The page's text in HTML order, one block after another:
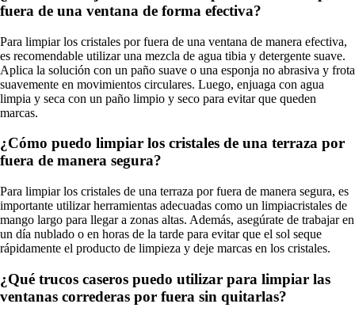
fuera de una ventana de forma efectiva?
Para limpiar los cristales por fuera de una ventana de manera efectiva,
es recomendable utilizar una mezcla de agua tibia y detergente suave.
Aplica la solución con un paño suave o una esponja no abrasiva y frota
suavemente en movimientos circulares. Luego, enjuaga con agua
limpia y seca con un paño limpio y seco para evitar que queden
marcas.
¿Cómo puedo limpiar los cristales de una terraza por
fuera de manera segura?
Para limpiar los cristales de una terraza por fuera de manera segura, es
importante utilizar herramientas adecuadas como un limpiacristales de
mango largo para llegar a zonas altas. Además, asegúrate de trabajar en
un día nublado o en horas de la tarde para evitar que el sol seque
rápidamente el producto de limpieza y deje marcas en los cristales.
¿Qué trucos caseros puedo utilizar para limpiar las
ventanas correderas por fuera sin quitarlas?